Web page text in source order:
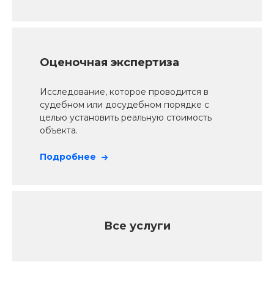
Оценочная экспертиза
Исследование, которое проводится в
судебном или досудебном порядке с
целью установить реальную стоимость
объекта.
Подробнее
Все услуги